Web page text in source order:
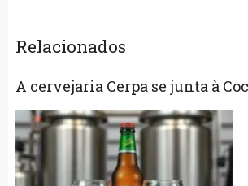
Relacionados
A cervejaria Cerpa se junta à